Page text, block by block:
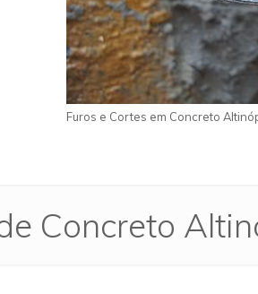
Furos e Cortes em Concreto
Concreto